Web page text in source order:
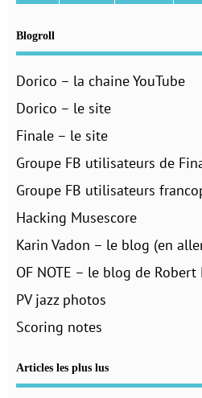
Blogroll
Dorico – la chaine YouTube
Dorico – le site
Finale – le site
Groupe FB utilisateurs de
Groupe FB utilisateurs
Hacking Musescore
Karin Vadon – le blog (en
OF NOTE – le blog de Robert
PV jazz photos
Scoring notes
Articles les plus lus